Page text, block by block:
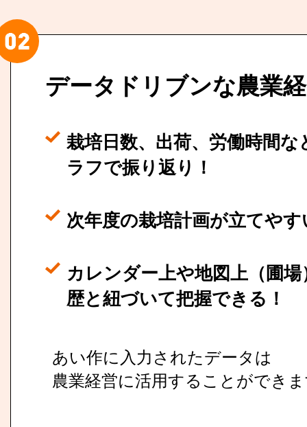
データドリブンな農業
栽培日数、出荷、労働時間な
ラフで振り返り！
次年度の栽培計画が立てやす
カレンダー上や地図上（圃場
歴と紐づいて把握できる！
あい作に入力されたデータは
農業経営に活用することができ